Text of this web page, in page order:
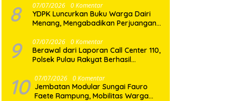
8 07/07/2026 0 Komentar
YDPK Luncurkan Buku Warga Dairi
Menang, Mengabadikan Perjuangan
Jalur Hukum
9 07/07/2026 0 Komentar
Berawal dari Laporan Call Center 110,
Polsek Pulau Rakyat Berhasil
Penyalahgunaan Narkotika
10 07/07/2026 0 Komentar
Jembatan Modular Sungai Fauro
Faete Rampung, Mobilitas Warga